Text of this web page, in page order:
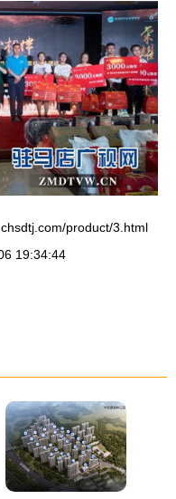
product/3.html
19:34:44